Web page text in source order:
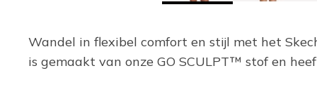
Wandel in flexibel comfort en stijl met het
is gemaakt van onze GO SCULPT™ stof en